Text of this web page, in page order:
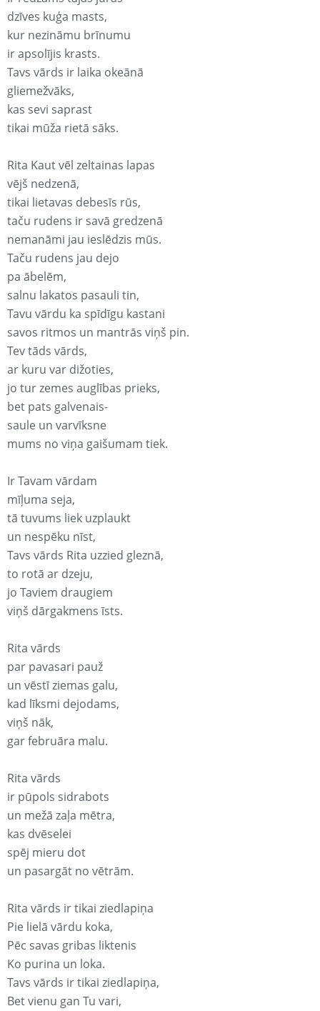
dzīves kuģa masts,
kur nezināmu brīnumu
ir apsolījis krasts.
Tavs vārds ir laika okeānā
gliemežvāks,
kas sevi saprast
tikai mūža rietā sāks.
Rita Kaut vēl zeltainas lapas
vējš nedzenā,
tikai lietavas debesīs rūs,
taču rudens ir savā gredzenā
nemanāmi jau ieslēdzis mūs.
Taču rudens jau dejo
pa ābelēm,
salnu lakatos pasauli tin,
Tavu vārdu ka spīdīgu kastani
savos ritmos un mantrās viņš pin.
Tev tāds vārds,
ar kuru var dižoties,
jo tur zemes auglības prieks,
bet pats galvenais-
saule un varvīksne
mums no viņa gaišumam tiek.
Ir Tavam vārdam
mīļuma seja,
tā tuvums liek uzplaukt
un nespēku nīst,
Tavs vārds Rita uzzied gleznā,
to rotā ar dzeju,
jo Taviem draugiem
viņš dārgakmens īsts.
Rita vārds
par pavasari pauž
un vēstī ziemas galu,
kad līksmi dejodams,
viņš nāk,
gar februāra malu.
Rita vārds
ir pūpols sidrabots
un mežā zaļa mētra,
kas dvēselei
spēj mieru dot
un pasargāt no vētrām.
Rita vārds ir tikai ziedlapiņa
Pie lielā vārdu koka,
Pēc savas gribas liktenis
Ko purina un loka.
Tavs vārds ir tikai ziedlapiņa,
Bet vienu gan Tu vari,